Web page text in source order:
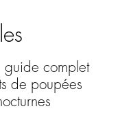
guide complet
de poupées